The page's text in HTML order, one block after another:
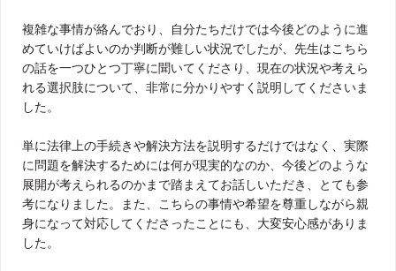
複雑な事情が絡んでおり、自分たちだけでは今後どのように進
めていけばよいのか判断が難しい状況でしたが、先生はこちら
の話を一つひとつ丁寧に聞いてくださり、現在の状況や考えら
れる選択肢について、非常に分かりやすく説明してくださいま
した。
単に法律上の手続きや解決方法を説明するだけではなく、実際
に問題を解決するためには何が現実的なのか、今後どのような
展開が考えられるのかまで踏まえてお話しいただき、とても参
考になりました。また、こちらの事情や希望を尊重しながら親
身になって対応してくださったことにも、大変安心感がありま
した。